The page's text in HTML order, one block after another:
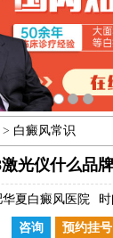
> 白癜风常识
激光仪什么品
华夏白癜风医院
咨询 预约挂号